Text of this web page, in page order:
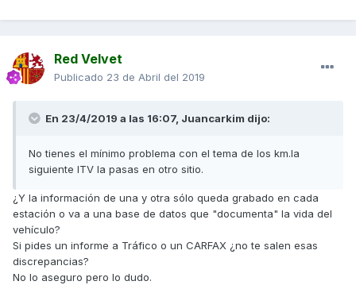
Red Velvet
Publicado 23 de Abril del 2019
En 23/4/2019 a las 16:07, Juancarkim dijo:
No tienes el mínimo problema con el tema de los km.la
siguiente ITV la pasas en otro sitio.
¿Y la información de una y otra sólo queda grabado en cada
estación o va a una base de datos que "documenta" la vida del
vehículo?
Si pides un informe a Tráfico o un CARFAX ¿no te salen esas
discrepancias?
No lo aseguro pero lo dudo.